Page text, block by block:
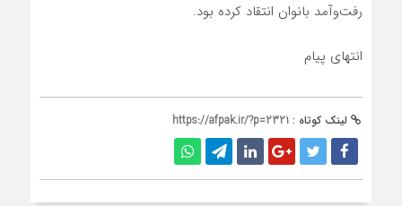
رفت‌وآمد بانوان انتقاد کرده بود.
انتهای پیام
لینک کوتاه : https://afpak.ir/?p=2321